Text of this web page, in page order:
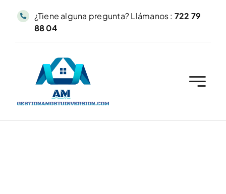
contenido
¿Tiene alguna pregunta? Llámanos : 722 79
88 04